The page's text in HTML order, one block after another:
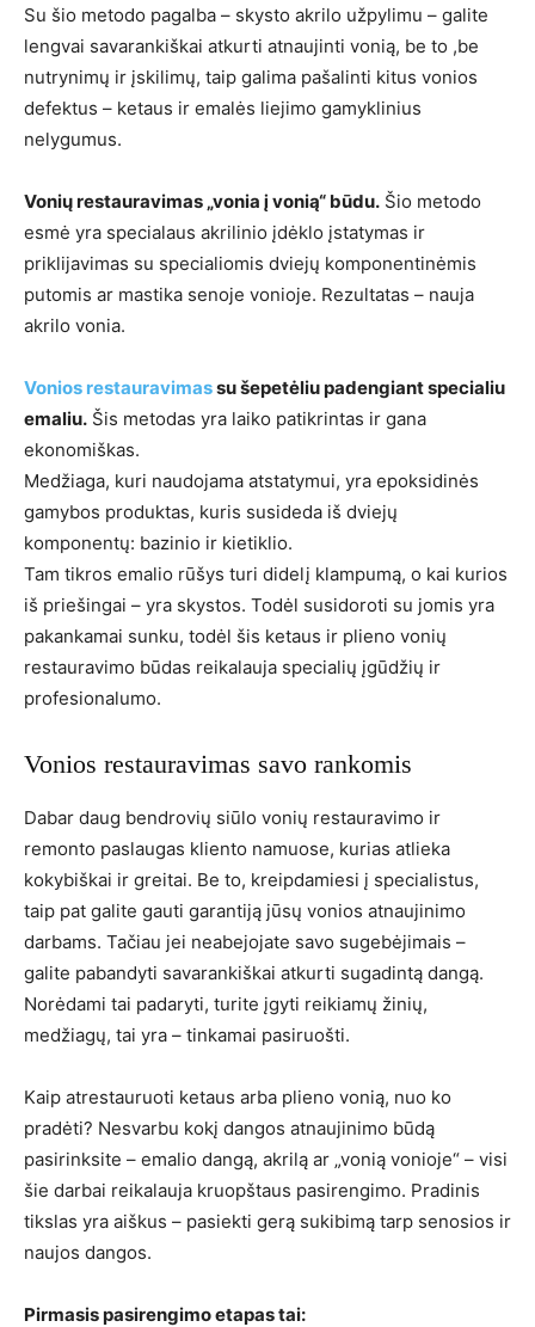
Su šio metodo pagalba – skysto akrilo užpylimu – galite
lengvai savarankiškai atkurti atnaujinti vonią, be to ,be
nutrynimų ir įskilimų, taip galima pašalinti kitus vonios
defektus – ketaus ir emalės liejimo gamyklinius
nelygumus.
Vonių restauravimas „vonia į vonią“ būdu. Šio metodo
esmė yra specialaus akrilinio įdėklo įstatymas ir
priklijavimas su specialiomis dviejų komponentinėmis
putomis ar mastika senoje vonioje. Rezultatas – nauja
akrilo vonia.
Vonios restauravimassu šepetėliu padengiant specialiu
emaliu. Šis metodas yra laiko patikrintas ir gana
ekonomiškas.
Medžiaga, kuri naudojama atstatymui, yra epoksidinės
gamybos produktas, kuris susideda iš dviejų
komponentų: bazinio ir kietiklio.
Tam tikros emalio rūšys turi didelį klampumą, o kai kurios
iš priešingai – yra skystos. Todėl susidoroti su jomis yra
pakankamai sunku, todėl šis ketaus ir plieno vonių
restauravimo būdas reikalauja specialių įgūdžių ir
profesionalumo.
Vonios restauravimas savo rankomis
Dabar daug bendrovių siūlo vonių restauravimo ir
remonto paslaugas kliento namuose, kurias atlieka
kokybiškai ir greitai. Be to, kreipdamiesi į specialistus,
taip pat galite gauti garantiją jūsų vonios atnaujinimo
darbams. Tačiau jei neabejojate savo sugebėjimais –
galite pabandyti savarankiškai atkurti sugadintą dangą.
Norėdami tai padaryti, turite įgyti reikiamų žinių,
medžiagų, tai yra – tinkamai pasiruošti.
Kaip atrestauruoti ketaus arba plieno vonią, nuo ko
pradėti? Nesvarbu kokį dangos atnaujinimo būdą
pasirinksite – emalio dangą, akrilą ar „vonią vonioje“ – visi
šie darbai reikalauja kruopštaus pasirengimo. Pradinis
tikslas yra aiškus – pasiekti gerą sukibimą tarp senosios ir
naujos dangos.
Pirmasis pasirengimo etapas tai: